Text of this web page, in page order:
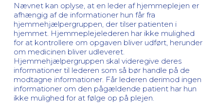
Nævnet kan oplyse, at en leder af hjemmeplejen er
afhængig af de informationer hun får fra
hjemmehjælpergruppen, der tilser patienten i
hjemmet. Hjemmeplejelederen har ikke mulighed
for at kontrollere om opgaven bliver udført, herunder
om medicinen bliver udleveret.
Hjemmehjælpergruppen skal videregive deres
informationer til lederen som så bør handle på de
modtagne informationer. Får lederen derimod ingen
informationer om den pågældende patient har hun
ikke mulighed for at følge op på plejen.